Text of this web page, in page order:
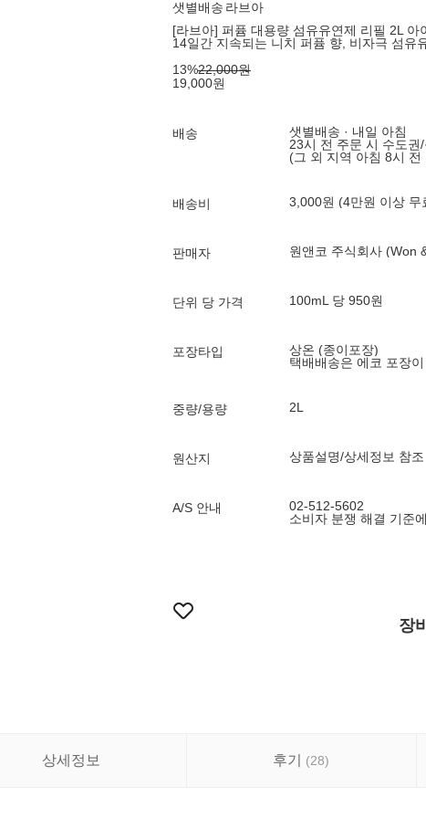
샛별배송 라브아
[라브아] 퍼퓸 대용량 섬유유연제 리필 2L 아
14일간 지속되는 니치 퍼퓸 향, 비자극 섬유
13%22,000원
19,000원
배송
샛별배송 · 내일 아침
23시 전 주문 시 수도
(그 외 지역 아침 8시 전
배송비 3,000원 (4만원 이상 무
판매자 원앤코 주식회사 (Won
단위 당 가격 100mL 당 950원
포장타입
상온 (종이포장)
택배배송은 에코 포장
중량/용량 2L
원산지 상품설명/상세정보 참조
A/S 안내
02-512-5602
소비자 분쟁 해결 기준
장
상세정보 후기 (28)